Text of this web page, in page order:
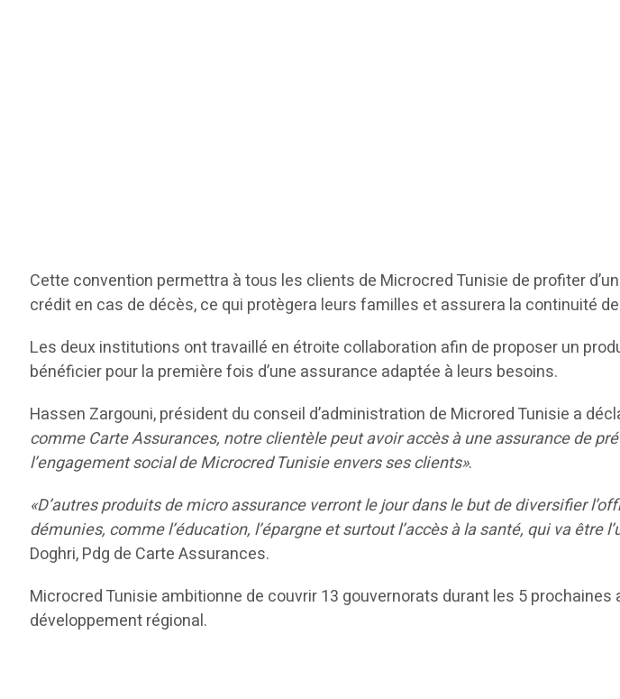
Cette convention permettra à tous les clients de Microcred Tunisie de profiter
crédit en cas de décès, ce qui protègera leurs familles et assurera la continuité
Les deux institutions ont travaillé en étroite collaboration afin de proposer un
bénéficier pour la première fois d’une assurance adaptée à leurs besoins.
Hassen Zargouni, président du conseil d’administration de Microred Tunisie a
comme Carte Assurances, notre clientèle peut avoir accès à une assurance de
l’engagement social de Microcred Tunisie envers ses clients».
«D’autres produits de micro assurance verront le jour dans le but de diversifier
démunies, comme l’éducation, l’épargne et surtout l’accès à la santé, qui va être
Doghri, Pdg de Carte Assurances.
Microcred Tunisie ambitionne de couvrir 13 gouvernorats durant les 5
développement régional.